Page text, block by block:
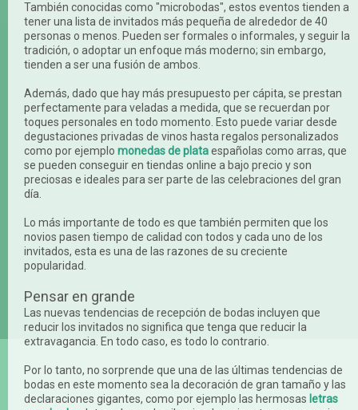
También conocidas como "microbodas", estos eventos tienden a
tener una lista de invitados más pequeña de alrededor de 40
personas o menos. Pueden ser formales o informales, y seguir la
tradición, o adoptar un enfoque más moderno; sin embargo,
tienden a ser una fusión de ambos.
Además, dado que hay más presupuesto per cápita, se prestan
perfectamente para veladas a medida, que se recuerdan por
toques personales en todo momento. Esto puede variar desde
degustaciones privadas de vinos hasta regalos personalizados
como por ejemplo monedas de plataespañolas como arras, que
se pueden conseguir en tiendas online a bajo precio y son
preciosas e ideales para ser parte de las celebraciones del gran
día.
Lo más importante de todo es que también permiten que los
novios pasen tiempo de calidad con todos y cada uno de los
invitados, esta es una de las razones de su creciente
popularidad.
Pensar en grande
Las nuevas tendencias de recepción de bodas incluyen que
reducir los invitados no significa que tenga que reducir la
extravagancia. En todo caso, es todo lo contrario.
Por lo tanto, no sorprende que una de las últimas tendencias de
bodas en este momento sea la decoración de gran tamaño y las
declaraciones gigantes, como por ejemplo las hermosas letras